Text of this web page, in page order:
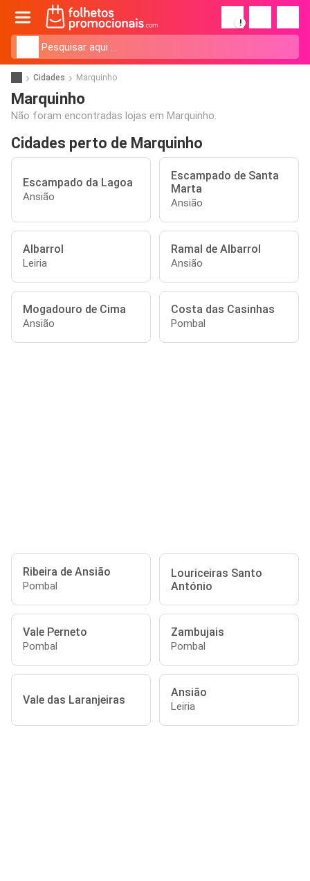
!
Cidades Marquinho
Marquinho
Não foram encontradas lojas em Marquinho.
Cidades perto de Marquinho
Escampado da Lagoa
Ansião
Escampado de Santa
Marta
Ansião
Albarrol
Leiria
Ramal de Albarrol
Ansião
Mogadouro de Cima
Ansião
Costa das Casinhas
Pombal
Ribeira de Ansião
Pombal
Louriceiras Santo
António
Vale Perneto
Pombal
Zambujais
Pombal
Vale das Laranjeiras
Ansião
Leiria